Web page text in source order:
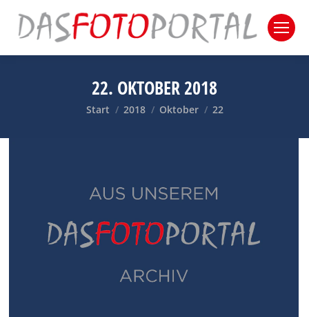
22. OKTOBER 2018
Sie befinden sich hier:
Start 2018 Oktober 22